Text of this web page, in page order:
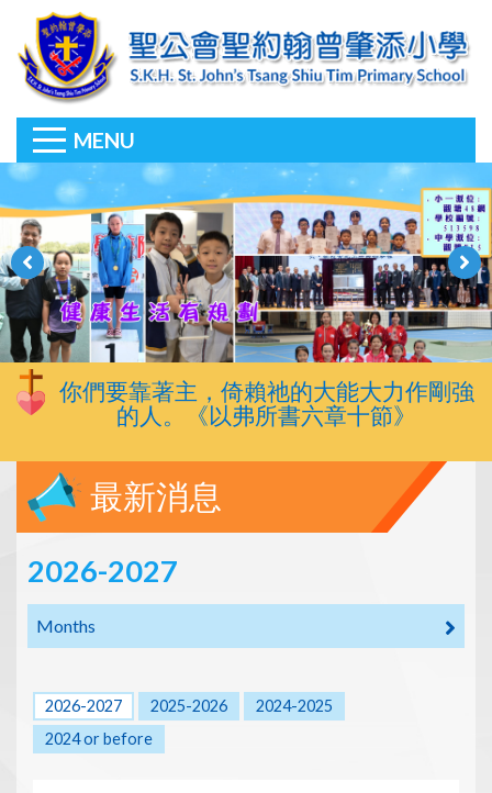
MENU
你們要靠著主，倚賴祂的大能大力作剛強
的人。《以弗所書六章十節》
最新消息
2026-2027
Months
2026-2027 2025-2026
2024-2025
2024 or before